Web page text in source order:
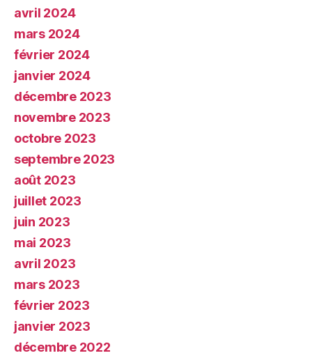
avril 2024
mars 2024
février 2024
janvier 2024
décembre 2023
novembre 2023
octobre 2023
septembre 2023
août 2023
juillet 2023
juin 2023
mai 2023
avril 2023
mars 2023
février 2023
janvier 2023
décembre 2022